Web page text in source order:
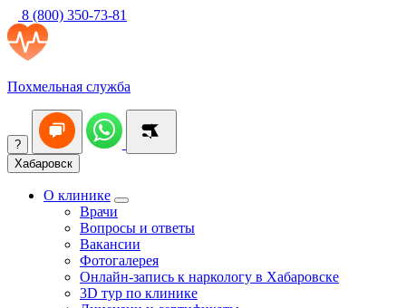
8 (800) 350-73-81
Похмельная служба
?
Хабаровск
О клинике
Врачи
Вопросы и ответы
Вакансии
Фотогалерея
Онлайн-запись к наркологу в Хабаровске
3D тур по клинике